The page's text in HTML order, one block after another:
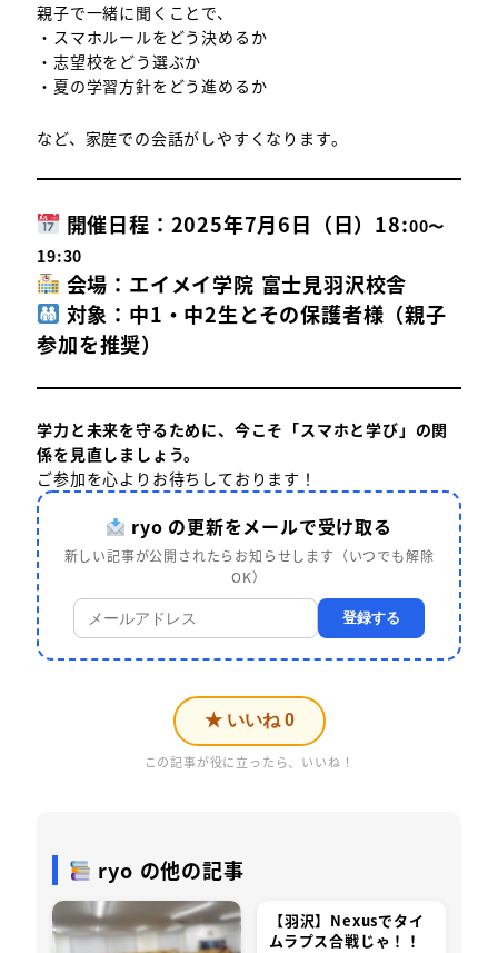
親子で一緒に聞くことで、
・スマホルールをどう決めるか
・志望校をどう選ぶか
・夏の学習方針をどう進めるか
など、家庭での会話がしやすくなります。
開催日程： 2025年7月6日（日） 18:00〜
19:30
会場：エイメイ学院 富士見羽沢校舎
対象：中1 ・中2生とその保護者様（親子
参加を推奨）
学力と未来を守るために、今こそ「スマホと学び」の関
係を見直しましょう。
ご参加を心よりお待ちしております！
ryo の更新をメールで受け取る
新しい記事が公開されたらお知らせします（いつでも解除
OK）
登録する
★ いいね 0
この記事が役に立ったら、いいね！
ryo の他の記事
【羽沢】Nexusでタイ
ムラプス合戦じゃ！！